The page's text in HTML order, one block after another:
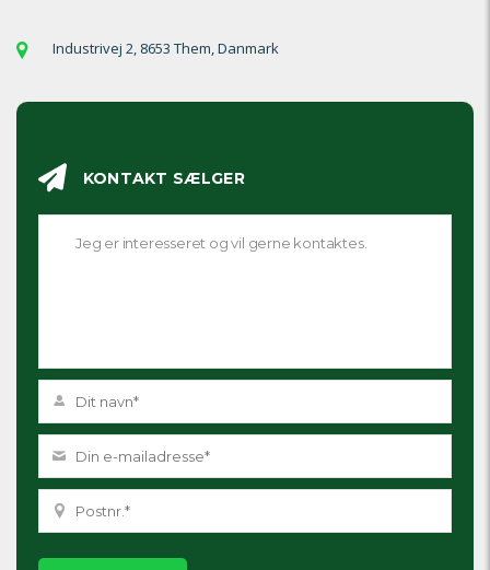
Industrivej 2, 8653 Them, Danmark
KONTAKT SÆLGER
Please